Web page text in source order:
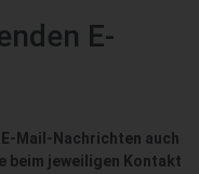
E-
Mail-Nachrichten auch
beim jeweiligen Kontakt